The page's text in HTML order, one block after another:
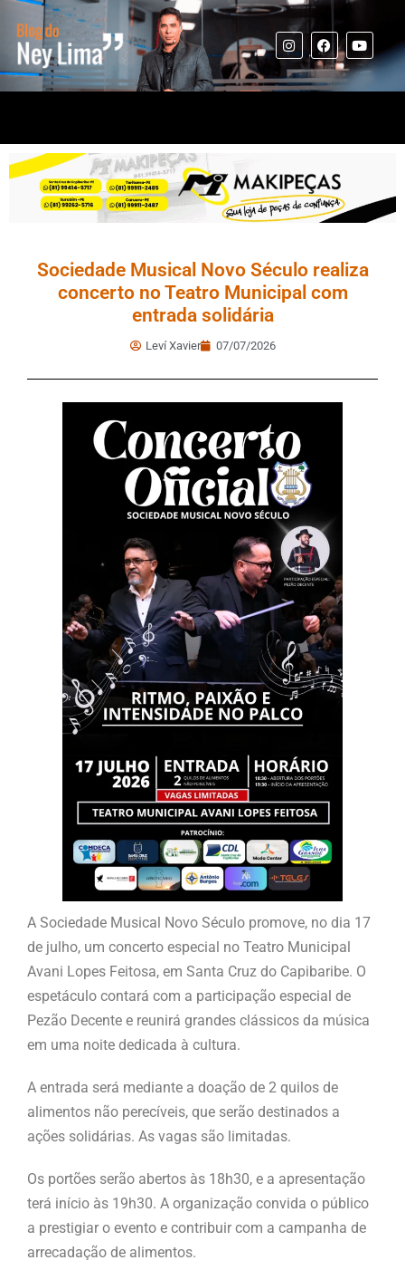
Sociedade Musical Novo Século realiza
concerto no Teatro Municipal com
entrada solidária
Leví Xavier 07/07/2026
A Sociedade Musical Novo Século promove, no dia 17
de julho, um concerto especial no Teatro Municipal
Avani Lopes Feitosa, em Santa Cruz do Capibaribe. O
espetáculo contará com a participação especial de
Pezão Decente e reunirá grandes clássicos da música
em uma noite dedicada à cultura.
A entrada será mediante a doação de 2 quilos de
alimentos não perecíveis, que serão destinados a
ações solidárias. As vagas são limitadas.
Os portões serão abertos às 18h30, e a apresentação
terá início às 19h30. A organização convida o público
a prestigiar o evento e contribuir com a campanha de
arrecadação de alimentos.